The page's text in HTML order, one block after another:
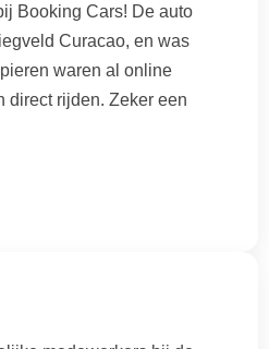
Booking Cars! De auto
Curacao, en was
waren al online
direct rijden. Zeker een